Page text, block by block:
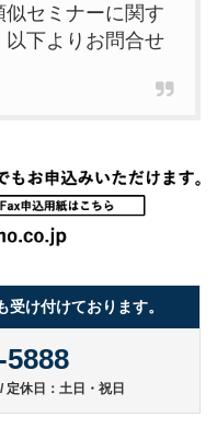
セミナーに関す
以下よりお問合せ
け付けております。
5888
休日：土日・祝日